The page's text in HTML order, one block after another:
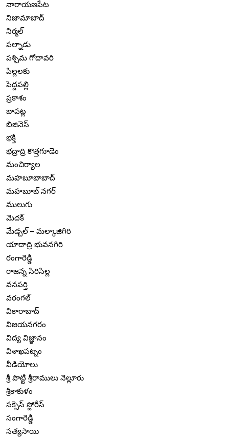
నారాయణపేట
నిజామాబాద్
నిర్మల్
పల్నాడు
పశ్చిమ గోదావరి
పిల్లలకు
పెద్దపల్లి
ప్రకాశం
బాపట్ల
బిజినెస్
భక్తి
భద్రాద్రి కొత్తగూడెం
మంచిర్యాల
మహబూబాబాద్
మహబూబ్ నగర్
ములుగు
మెదక్
మేడ్చల్ – మల్కాజిగిరి
యాదాద్రి భువనగిరి
రంగారెడ్డి
రాజన్న సిరిసిల్ల
వనపర్తి
వరంగల్
వికారాబాద్
విజయనగరం
విద్య విజ్ఞానం
విశాఖపట్నం
వీడియోలు
శ్రీ పొట్టి శ్రీరాములు నెల్లూరు
శ్రీకాకుళం
సక్సెస్ స్టోరీస్
సంగారెడ్డి
సత్యసాయి